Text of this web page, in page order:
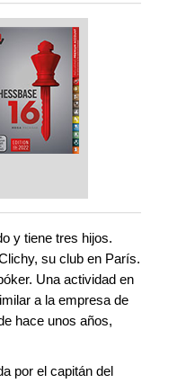
y tiene tres hijos.
su club en París.
Una actividad en
a la empresa de
hace unos años,
por el capitán del